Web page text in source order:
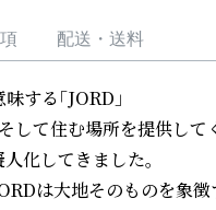
配送・送料
する「JORD」
して住む場所を提供して
化してきました。
は大地そのものを象徴